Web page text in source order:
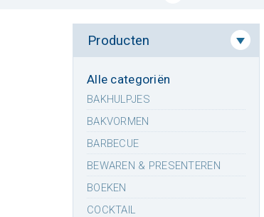
Producten
Alle categoriën
BAKHULPJES
BAKVORMEN
BARBECUE
BEWAREN & PRESENTEREN
BOEKEN
COCKTAIL